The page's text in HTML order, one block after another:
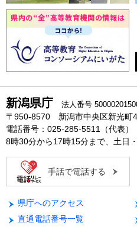
新潟県庁 法人番号
〒950-8570 新潟市中央区新光町
電話番号：025-285-5511（代表）
8時30分から17時15分まで、土日
手話で電話する
県庁へのアクセス
直通電話番号一覧